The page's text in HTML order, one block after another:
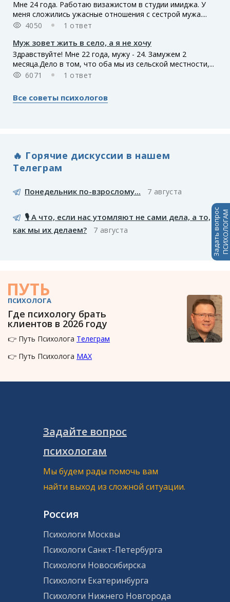
Мне 24 года. Работаю визажистом в студии имиджа. У
меня сложились ужасные отношения с сестрой мужа....
4050
1 ответ
Муж зовет жить в село, а я не хочу
Здравствуйте! Мне 22 года, мужу - 24. Замужем 2
месяца.Дело в том, что оба мы из сельской местности,...
6071
1 ответ
Все советы психологов
🔥 Горячие дискуссии в нашем
Телеграм
Понедельник по-взрослому... 7 августа
🎙️ А что, если нас утомляют не сами дела, а то,
как мы их делаем?
7 августа
ПУТЬ
ПСИХОЛОГА
Где психологу брать
клиентов в 2026 году
👉 Путь Психолога Телеграм
👉 Путь Психолога MAX
Задать вопросПСИХОЛОГАМ
Задайте вопрос
психологам
Мы будем рады помочь вам
найти выход из сложной ситуации.
Россия
Психологи Москвы
Психологи Санкт-Петербурга
Психологи Новосибирска
Психологи Екатеринбурга
Психологи Нижнего Новгорода